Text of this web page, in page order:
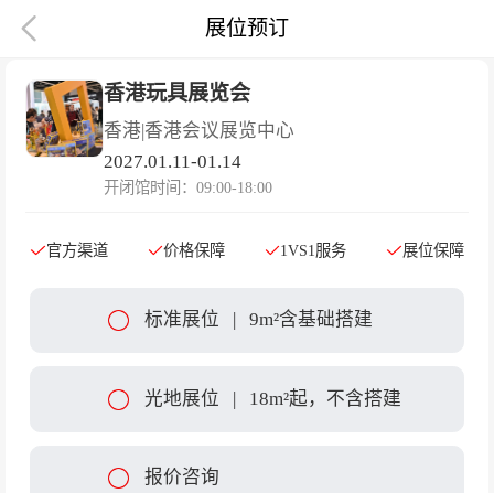
 展位预订
香港玩具展览会
香港 香港会议展览中心
2027.01.11-01.14
开闭馆时间：09:00-18:00
官方渠道 价格保障 1VS1服务 展位保障
标准展位 | 9m²含基础搭建
光地展位 | 18m²起，不含搭建
报价咨询